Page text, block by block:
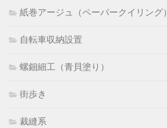
紙巻アージュ（ペーパークイリング）
自転車収納設置
螺鈿細工（青貝塗り）
街歩き
裁縫系